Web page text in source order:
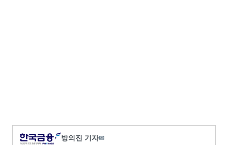
방의진 기자✉